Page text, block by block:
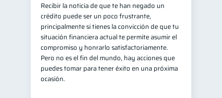
Recibir la noticia de que te han negado un
crédito puede ser un poco frustrante,
principalmente si tienes la convicción de que tu
situación financiera actual te permite asumir el
compromiso y honrarlo satisfactoriamente.
Pero no es el fin del mundo, hay acciones que
puedes tomar para tener éxito en una próxima
ocasión.